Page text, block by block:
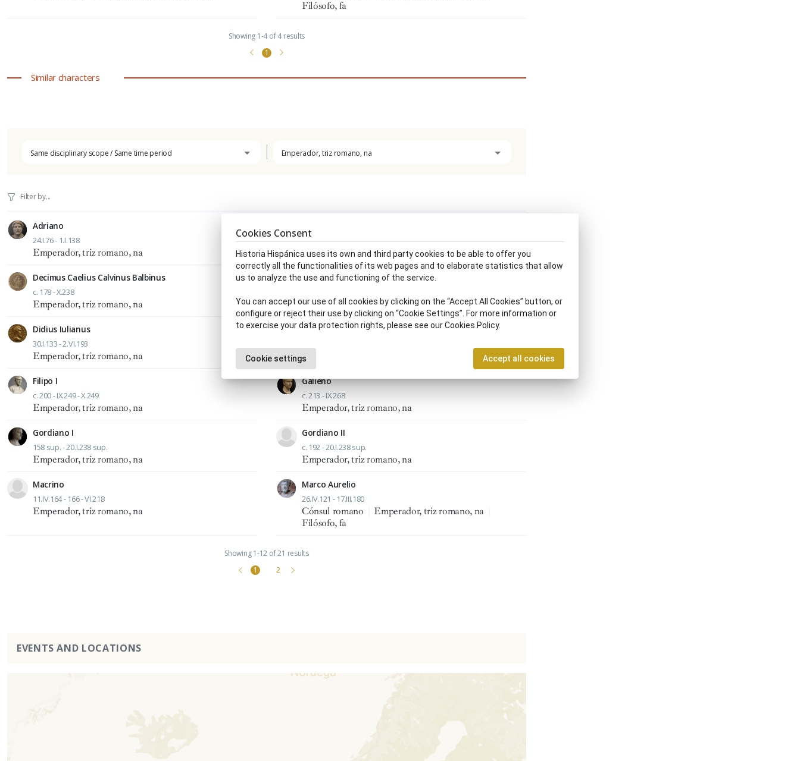
Filósofo, fa
Showing 1-4 of 4 results
1
Similar characters
Same disciplinary scope / Same time period Emperador, triz romano, na
Adriano
24.I.76 - 1.I.138
Emperador, triz romano, na
19.IX.86 - 7.III.161
Emperador, triz romano, na
Decimus Caelius Calvinus Balbinus
c. 178 - X.238
Emperador, triz romano, na
Cómodo
Cónsul romano|Emperador, triz romano, na
Didius Iulianus
30.I.133 - 2.VI.193
Emperador, triz romano, na
Emiliano
Emperador, triz romano, na
Filipo I
c. 200 - IX.249 - X.249
Emperador, triz romano, na
Galieno
c. 213 - IX.268
Emperador, triz romano, na
Gordiano I
158 sup. - 20.I.238 sup.
Emperador, triz romano, na
Gordiano II
c. 192 - 20.I.238 sup.
Emperador, triz romano, na
Macrino
11.IV.164 - 166 - VI.218
Emperador, triz romano, na
Marco Aurelio
26.IV.121 - 17.III.180
Cónsul romano Emperador, triz romano, na
Filósofo, fa
Showing 1-12 of 21 results
1
2
EVENTS AND LOCATIONS
Cookies Consent
Historia Hispánica uses its own and third party cookies to be able to offer you
correctly all the functionalities of its web pages and to elaborate statistics that allow
us to analyze the use and functioning of the service.
You can accept our use of all cookies by clicking on the “Accept All Cookies” button, or
configure or reject their use by clicking on “Cookie Settings”. For more information or
to exercise your data protection rights, please see our Cookies Policy.
Cookie settings Accept all cookies